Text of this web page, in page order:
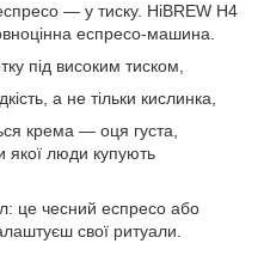
— у тиску. HiBREW H4
еспресо-машина.
під високим тиском,
а не тільки кислинка,
крема — оця густа,
якої люди купують
це чесний еспресо або
свої ритуали.